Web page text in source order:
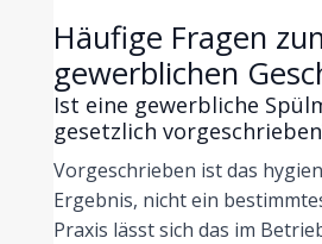
Häufige Fragen
gewerblichen
Ist eine gewerbliche
gesetzlich
Vorgeschrieben ist das
Ergebnis, nicht ein
Praxis lässt sich das im